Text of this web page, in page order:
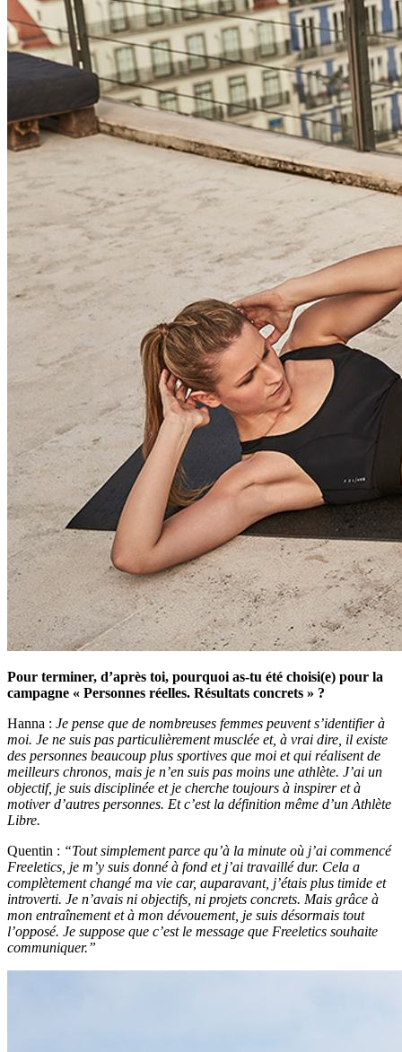
Pour terminer, d’après toi, pourquoi as-tu été choisi(e) pour la
campagne « Personnes réelles. Résultats concrets » ?
Hanna : Je pense que de nombreuses femmes peuvent s’identifier à
moi. Je ne suis pas particulièrement musclée et, à vrai dire, il existe
des personnes beaucoup plus sportives que moi et qui réalisent de
meilleurs chronos, mais je n’en suis pas moins une athlète. J’ai un
objectif, je suis disciplinée et je cherche toujours à inspirer et à
motiver d’autres personnes. Et c’est la définition même d’un Athlète
Libre.
Quentin : “Tout simplement parce qu’à la minute où j’ai commencé
Freeletics, je m’y suis donné à fond et j’ai travaillé dur. Cela a
complètement changé ma vie car, auparavant, j’étais plus timide et
introverti. Je n’avais ni objectifs, ni projets concrets. Mais grâce à
mon entraînement et à mon dévouement, je suis désormais tout
l’opposé. Je suppose que c’est le message que Freeletics souhaite
communiquer.”